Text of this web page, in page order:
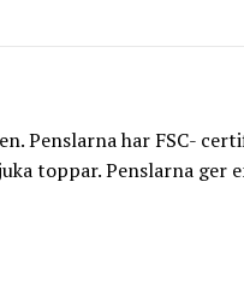
Penslarna har FSC-
toppar. Penslarna